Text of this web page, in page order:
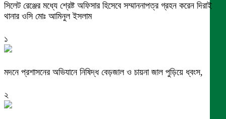
সিলেট রেঞ্জের মধ্যে শ্রেষ্ট অফিসার হিসেবে সম্মাননাপত্র গ্রহন করেন দিরাই
থানার ওসি মোঃ আমিনুল ইসলাম
১
মদনে প্রশাসনের অভিযানে নিষিদ্ধ বেড়জাল ও চায়না জাল পুড়িয়ে ধ্বংস,
২